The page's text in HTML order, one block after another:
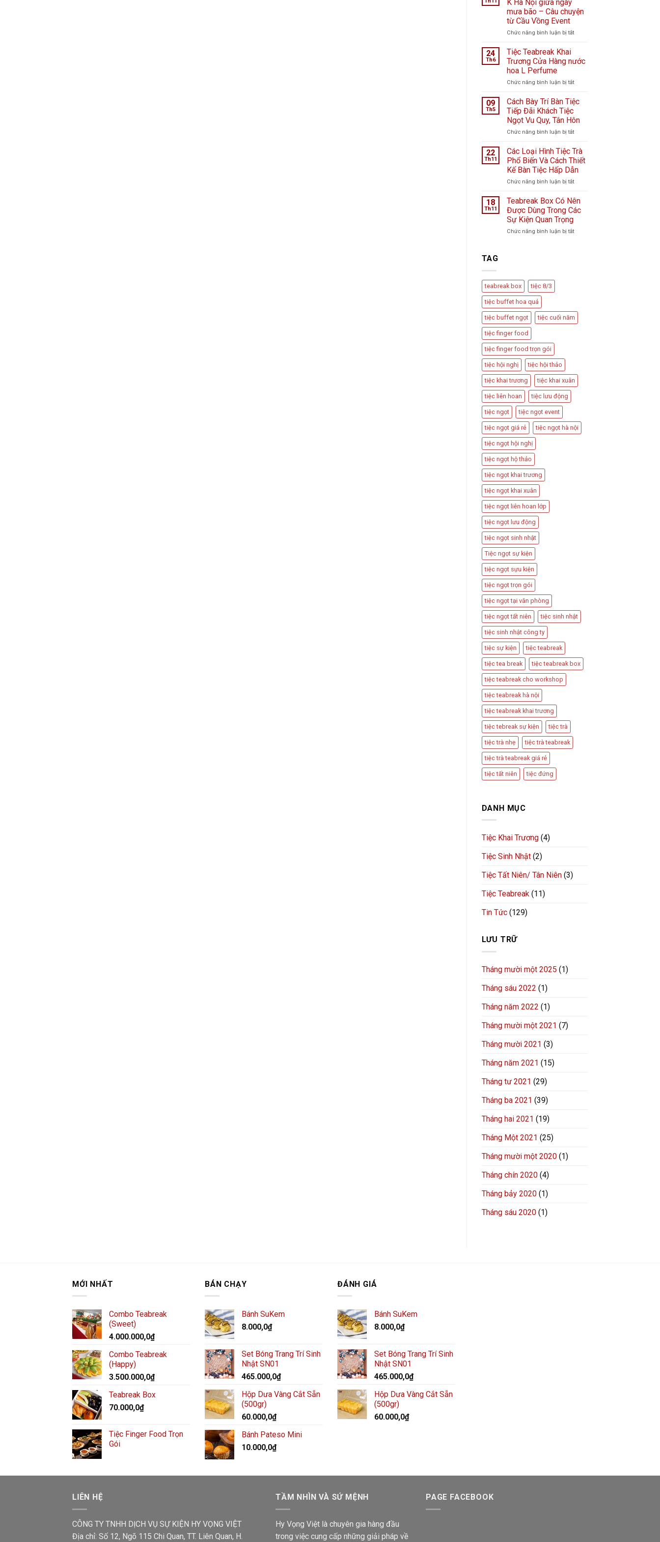
K Hà Nội giữa ngày
mưa bão – Câu chuyện
từ Cầu Vồng Event
Chức năng bình luận bị tắtở
tại
Bệnh
K
Nội
giữa
ngày
mưa
bão
Câu
chuyện
từ
Cầu
Vồng
24
Th6
Tiệc Teabreak Khai
Trương Cửa Hàng nước
hoa L Perfume
Chức năng bình luận bị tắtở
Teabreak
Khai
Cửa
Hàng
hoa
L
Perfume
09
Th5
Cách Bày Trí Bàn Tiệc
Tiếp Đãi Khách Tiệc
Ngọt Vu Quy, Tân Hôn
Chức năng bình luận bị tắtở
Bày
Trí
Bàn
Tiệc
Tiếp
Khách
Tiệc
Vu
Quy,
22
Th11
Các Loại Hình Tiệc Trà
Phổ Biến Và Cách Thiết
Kế Bàn Tiệc Hấp Dẫn
Chức năng bình luận bị tắtở
Loại
Hình
Tiệc
Trà
Phổ
18
Th11
Teabreak Box Có Nên
Được Dùng Trong Các
Sự Kiện Quan Trọng
Chức năng bình luận bị tắtở
Kiện
Quan
TAG
teabreak box tiệc 8/3
tiệc buffet hoa quả
tiệc buffet ngọt tiệc cuối năm
tiệc finger food
tiệc finger food trọn gói
tiệc hội nghị tiệc hội thảo
tiệc khai trương tiệc khai xuân
tiệc liên hoan tiệc lưu động
tiệc ngọt tiệc ngọt event
tiệc ngọt giá rẻ tiệc ngọt hà nội
tiệc ngọt hội nghị
tiệc ngọt hộ thảo
tiệc ngọt khai trương
tiệc ngọt khai xuân
tiệc ngọt liên hoan lớp
tiệc ngọt lưu động
tiệc ngọt sinh nhật
Tiệc ngọt sự kiện
tiệc ngọt sựu kiện
tiệc ngọt trọn gói
tiệc ngọt tại văn phòng
tiệc ngọt tất niên tiệc sinh nhật
tiệc sinh nhật công ty
tiệc sự kiện tiệc teabreak
tiệc tea break tiệc teabreak box
tiệc teabreak cho workshop
tiệc teabreak hà nội
tiệc teabreak khai trương
tiệc tebreak sự kiện tiệc trà
tiệc trà nhẹ tiệc trà teabreak
tiệc trà teabreak giá rẻ
tiệc tất niên tiệc đứng
DANH MỤC
Tiệc Khai Trương(4)
Tiệc Sinh Nhật(2)
Tiệc Tất Niên/ Tân Niên(3)
Tiệc Teabreak(11)
Tin Tức(129)
LƯU TRỮ
Tháng mười một 2025 (1)
Tháng sáu 2022 (1)
Tháng năm 2022 (1)
Tháng mười một 2021 (7)
Tháng mười 2021 (3)
Tháng năm 2021 (15)
Tháng tư 2021 (29)
Tháng ba 2021 (39)
Tháng hai 2021 (19)
Tháng Một 2021 (25)
Tháng mười một 2020(1)
Tháng chín 2020(4)
Tháng bảy 2020(1)
Tháng sáu 2020(1)
MỚI NHẤT
Combo Teabreak
(Sweet)
4.000.000,0₫
Combo Teabreak
(Happy)
3.500.000,0₫
Teabreak Box
70.000,0₫
Tiệc Finger Food Trọn
Gói
BÁN CHẠY
Bánh SuKem
8.000,0₫
Set Bóng Trang Trí Sinh
Nhật SN01
465.000,0₫
Hộp Dưa Vàng Cắt Sẵn
(500gr)
60.000,0₫
Bánh Pateso Mini
10.000,0₫
ĐÁNH GIÁ
Bánh SuKem
8.000,0₫
Set Bóng Trang Trí Sinh
Nhật SN01
465.000,0₫
Hộp Dưa Vàng Cắt Sẵn
(500gr)
60.000,0₫
LIÊN HỆ
CÔNG TY TNHH DỊCH VỤ SỰ KIỆN HY VỌNG VIỆT
Địa chỉ: Số 12, Ngõ 115 Chi Quan, TT. Liên Quan, H.
TẦM NHÌN VÀ SỨ MỆNH
Hy Vọng Việt là chuyên gia hàng đầu
trong việc cung cấp những giải pháp về
PAGE FACEBOOK